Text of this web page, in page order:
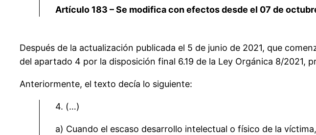
Artículo 183 – Se modifica con efectos desde el 07 de
Después de la actualización publicada el 5 de junio de 2021, que
del apartado 4 por la disposición final 6.19 de la Ley Orgánica 8/2021,
Anteriormente, el texto decía lo siguiente:
4. (…)
a) Cuando el escaso desarrollo intelectual o físico de la